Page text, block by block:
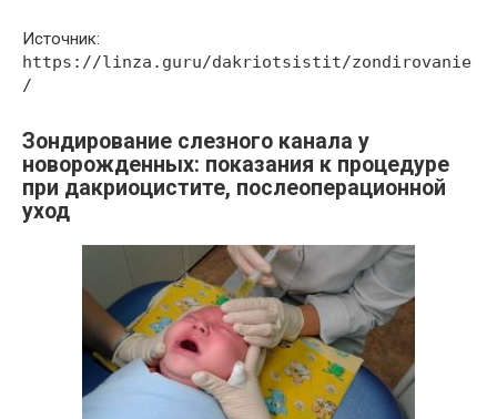
Источник:
https://linza.guru/dakriotsistit/zondirovanie
/
Зондирование слезного канала у
новорожденных: показания к процедуре
при дакриоцистите, послеоперационной
уход